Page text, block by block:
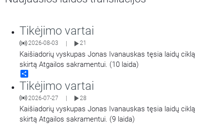
Tikėjimo vartai
2026-08-03 21
Kaišiadorių vyskupas Jonas Ivanauskas tęsia laidų ciklą
skirtą Atgailos sakramentui. (10 laida)
Tikėjimo vartai
2026-07-27 28
Kaišiadorių vyskupas Jonas Ivanauskas tęsia laidų ciklą
skirtą Atgailos sakramentui. (9 laida)